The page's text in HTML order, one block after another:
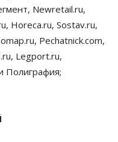
Newretail.ru,
Horeca.ru, Sostav.ru,
Pechatnick.com,
Legport.ru,
Полиграфия;